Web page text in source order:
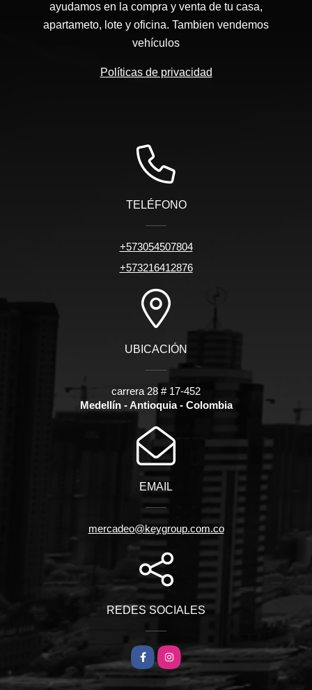
ayudamos en la compra y venta de tu casa,
apartameto, lote y oficina. Tambien vendemos
vehículos
Políticas de privacidad
TELÉFONO
+573054507804
+573216412876
UBICACIÓN
carrera 28 # 17-452
Medellín - Antioquia - Colombia
EMAIL
mercadeo@keygroup.com.co
REDES SOCIALES
FacebookInstagram